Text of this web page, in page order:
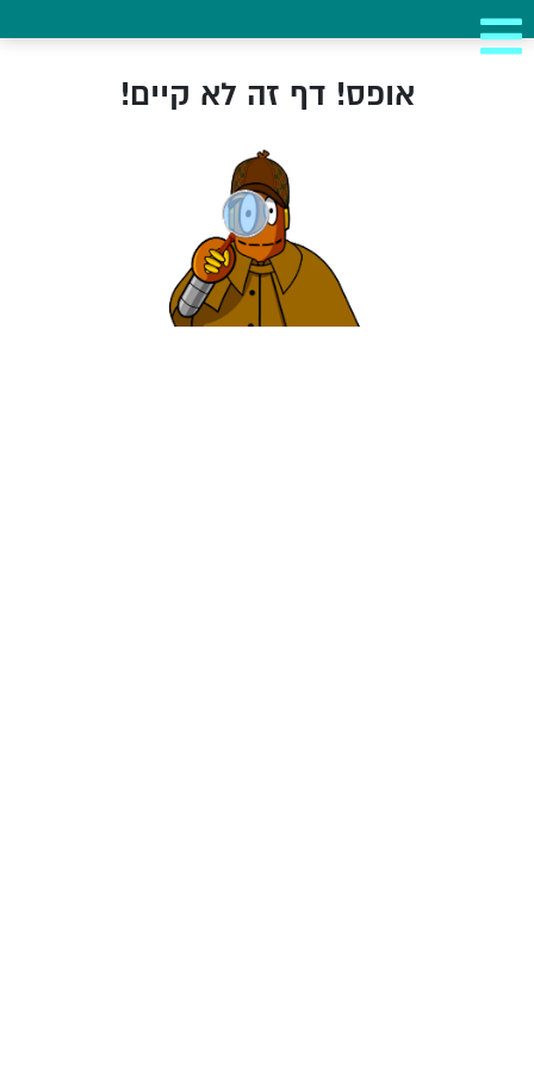
אופס! דף זה לא קיים!